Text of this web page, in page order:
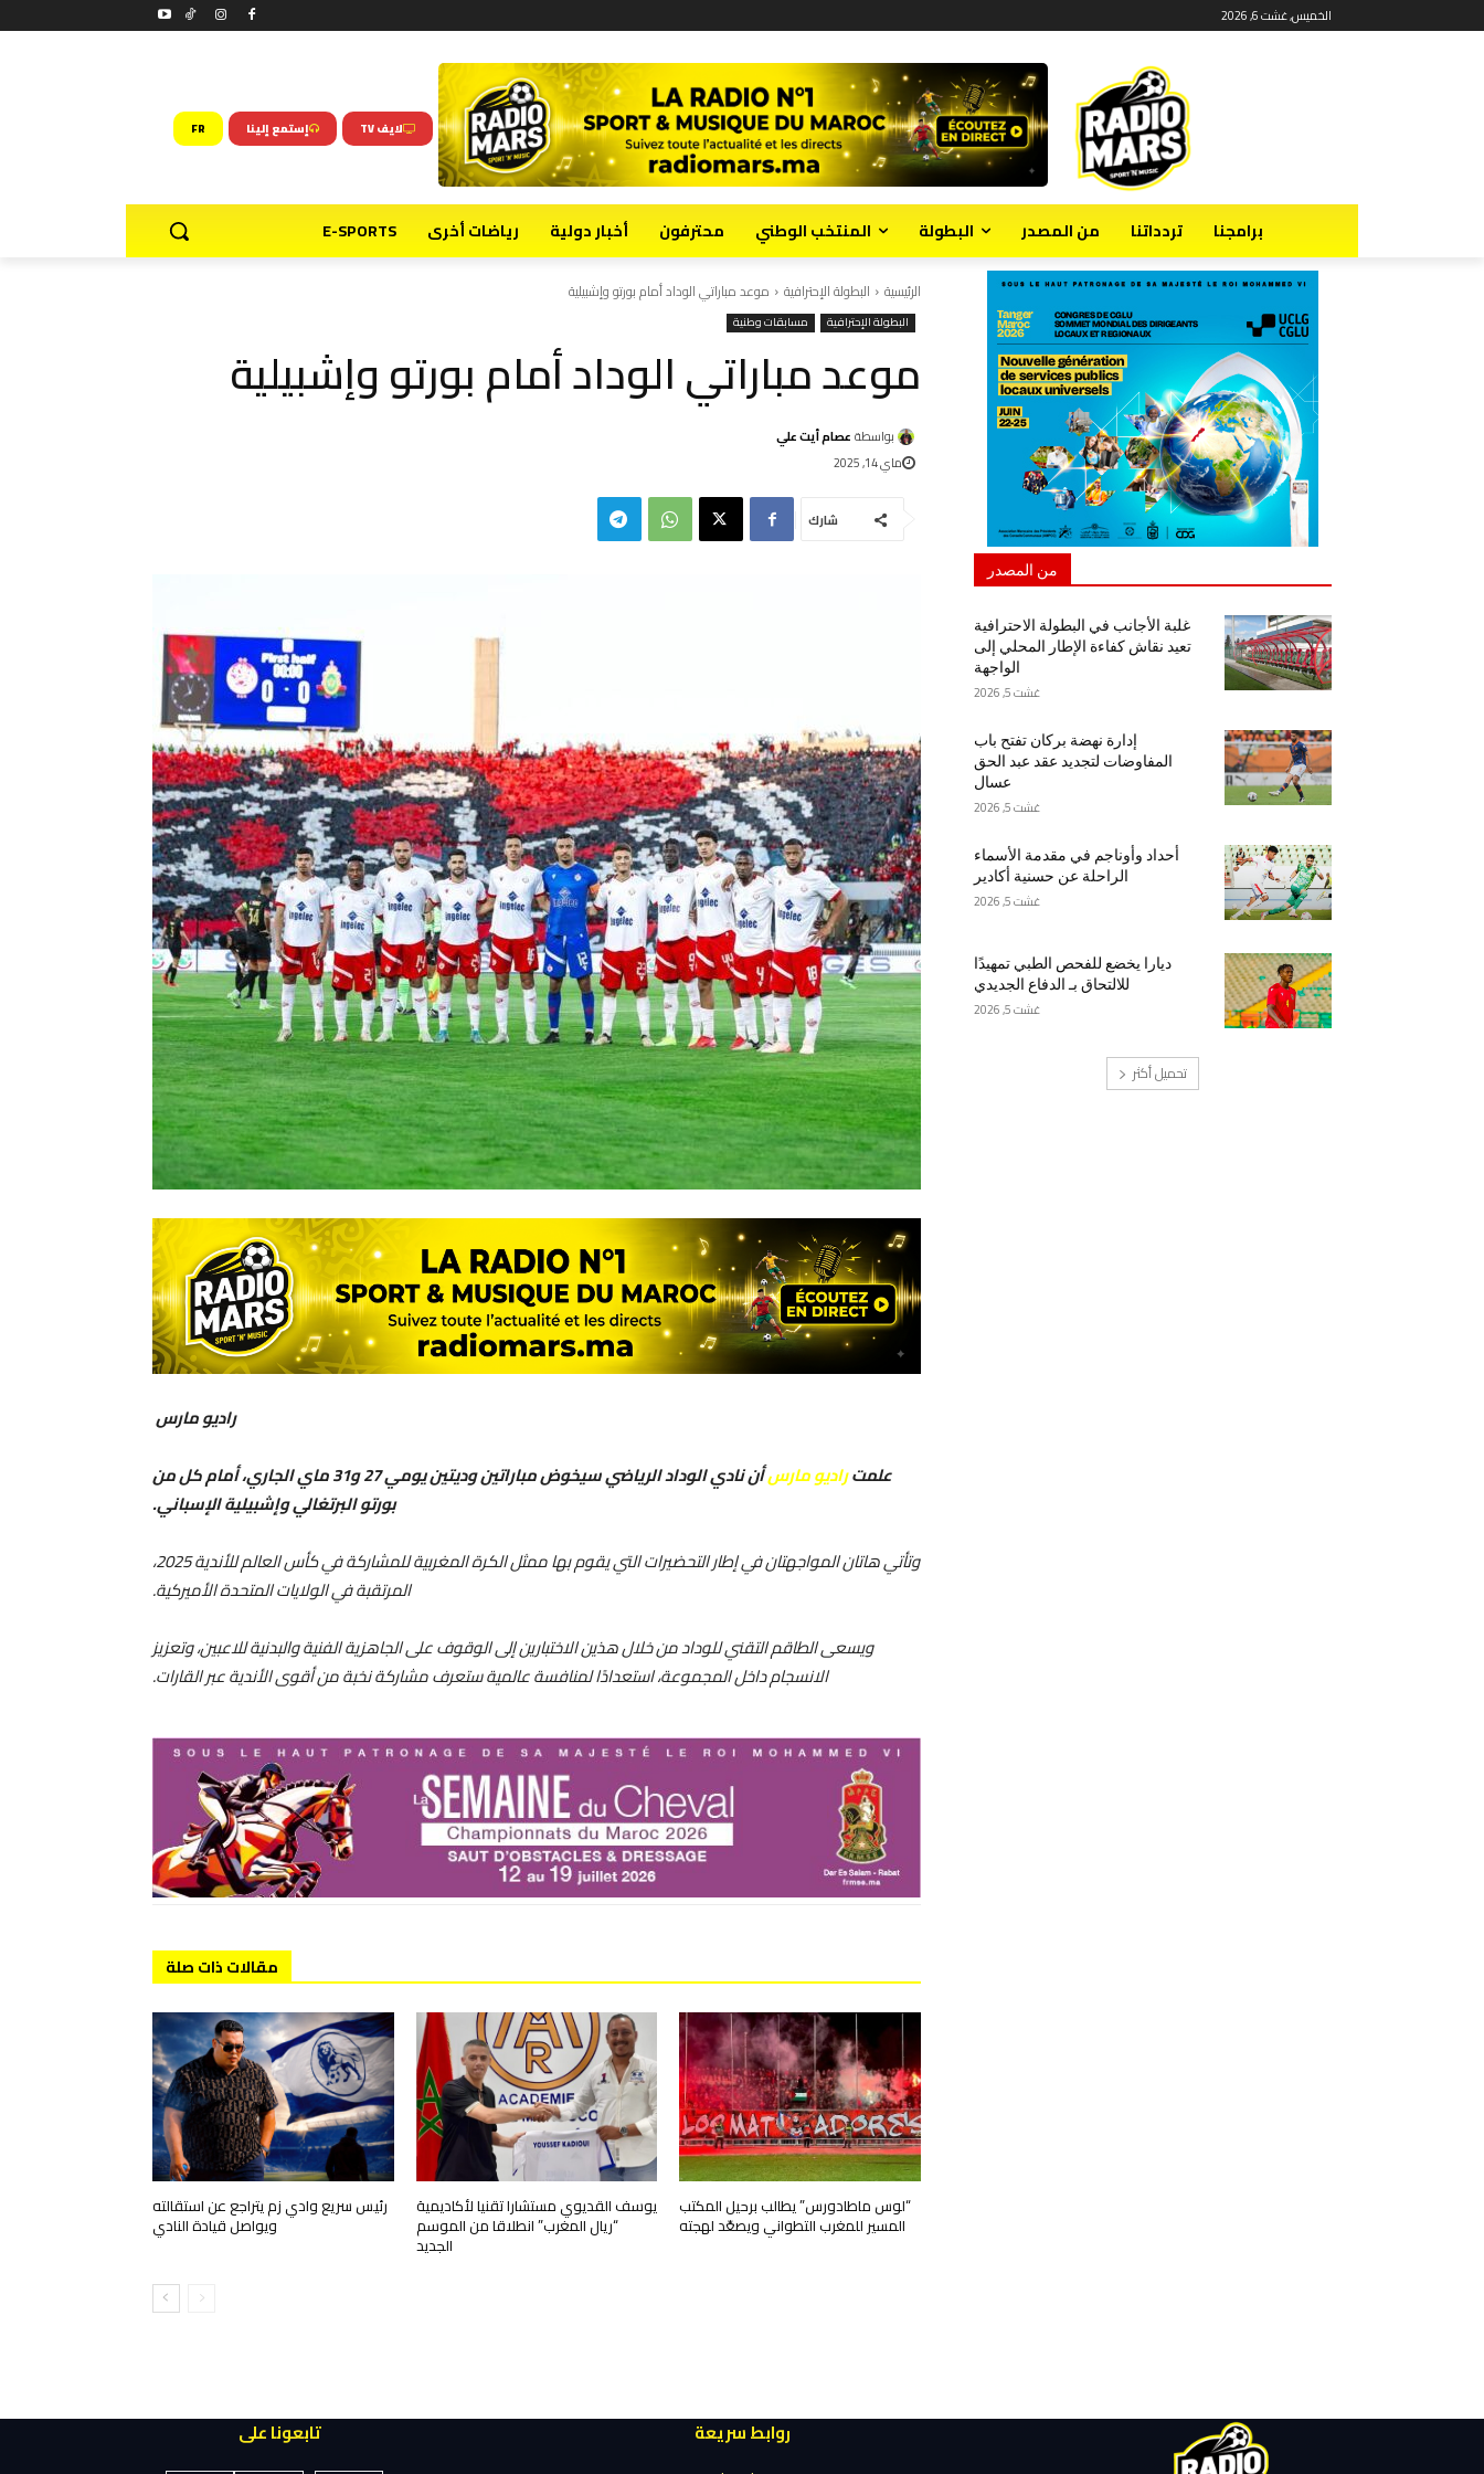
الخميس, غشت 6, 2026
لايف TV إستمع إلينا FR
برامجنا تردداتنا من المصدر البطولة المنتخب الوطني محترفون أخبار دولية رياضات أخرى E-SPORTS
الرئيسية البطولة الإحترافية موعد مباراتي الوداد أمام بورتو وإشبيلية
البطولة الإحترافية مسابقات وطنية
موعد مباراتي الوداد أمام بورتو وإشبيلية
بواسطة عصام أيت علي
ماي 14, 2025
شارك
راديو مارس
علمتراديو مارس
أن نادي الوداد الرياضي سيخوض مباراتين وديتين يومي 27 و31 ماي الجاري، أمام كل من
بورتو البرتغالي وإشبيلية الإسباني.
وتأتي هاتان المواجهتان في إطار التحضيرات التي يقوم بها ممثل الكرة المغربية للمشاركة في كأس العالم للأندية 2025،
المرتقبة في الولايات المتحدة الأميركية.
ويسعى الطاقم التقني للوداد من خلال هذين الاختبارين إلى الوقوف على الجاهزية الفنية والبدنية للاعبين، وتعزيز
الانسجام داخل المجموعة، استعدادًا لمنافسة عالمية ستعرف مشاركة نخبة من أقوى الأندية عبر القارات.
مقالات ذات صلة
“لوس ماطادورس” يطالب برحيل المكتب
المسير للمغرب التطواني ويصعّد لهجته
يوسف القديوي مستشارا تقنيا لأكاديمية
“ريال المغرب” انطلاقا من الموسم
الجديد
رئيس سريع وادي زم يتراجع عن استقالته
ويواصل قيادة النادي
من المصدر
غلبة الأجانب في البطولة الاحترافية
تعيد نقاش كفاءة الإطار المحلي إلى
الواجهة
غشت 5, 2026
إدارة نهضة بركان تفتح باب
المفاوضات لتجديد عقد عبد الحق
عسال
غشت 5, 2026
أحداد وأوناجم في مقدمة الأسماء
الراحلة عن حسنية أكادير
غشت 5, 2026
ديارا يخضع للفحص الطبي تمهيدًا
للالتحاق بـ الدفاع الجديدي
غشت 5, 2026
تحميل أكثر
تابعونا على
روابط سريعة